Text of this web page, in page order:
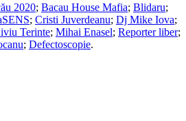
2020; Bacau House Mafia; Blidaru;
; Cristi Juverdeanu; Dj Mike Iova;
Terinte; Mihai Enasel; Reporter liber;
; Defectoscopie.